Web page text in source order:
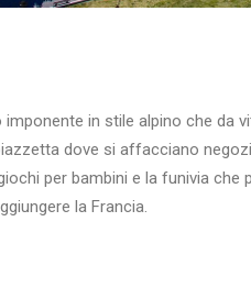
imponente in stile alpino che da
dove si affacciano
per bambini e la funivia che
la Francia.